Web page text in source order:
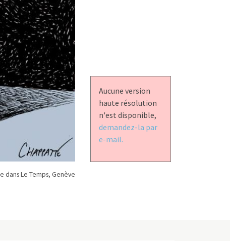
dans Le Temps, Genève
Aucune version
haute résolution
n'est disponible,
demandez-la par
e-mail.